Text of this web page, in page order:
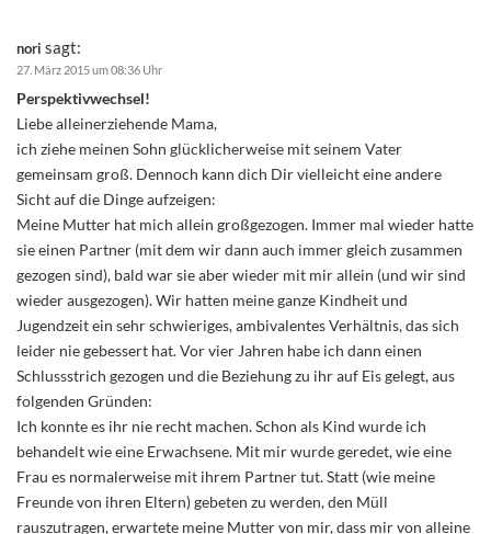
nori sagt:
27. März 2015 um 08:36 Uhr
Perspektivwechsel!
Liebe alleinerziehende Mama,
ich ziehe meinen Sohn glücklicherweise mit seinem Vater
gemeinsam groß. Dennoch kann dich Dir vielleicht eine andere
Sicht auf die Dinge aufzeigen:
Meine Mutter hat mich allein großgezogen. Immer mal wieder hatte
sie einen Partner (mit dem wir dann auch immer gleich zusammen
gezogen sind), bald war sie aber wieder mit mir allein (und wir sind
wieder ausgezogen). Wir hatten meine ganze Kindheit und
Jugendzeit ein sehr schwieriges, ambivalentes Verhältnis, das sich
leider nie gebessert hat. Vor vier Jahren habe ich dann einen
Schlussstrich gezogen und die Beziehung zu ihr auf Eis gelegt, aus
folgenden Gründen:
Ich konnte es ihr nie recht machen. Schon als Kind wurde ich
behandelt wie eine Erwachsene. Mit mir wurde geredet, wie eine
Frau es normalerweise mit ihrem Partner tut. Statt (wie meine
Freunde von ihren Eltern) gebeten zu werden, den Müll
rauszutragen, erwartete meine Mutter von mir, dass mir von alleine